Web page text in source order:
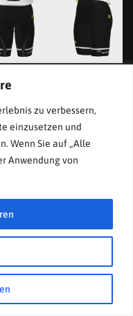
zu verbessern,
einzusetzen und
Wenn Sie auf „Alle
Anwendung von
2023